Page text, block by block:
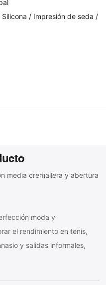
/ Impresión de seda /
media cremallera y abertura
moda y
el rendimiento en tenis,
y salidas informales,